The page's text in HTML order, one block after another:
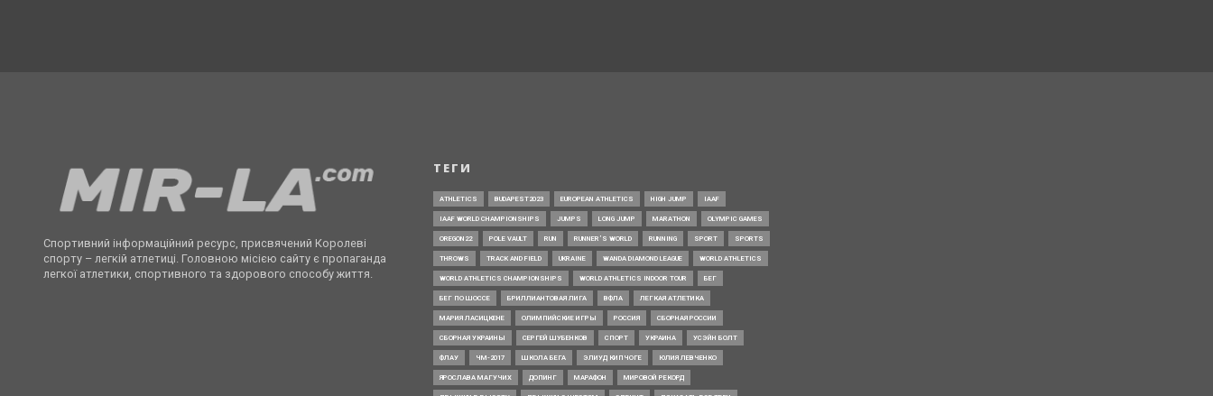
Спортивний інформаційний ресурс, присвячений Королеві
спорту – легкій атлетиці. Головною місією сайту є пропаганда
легкої атлетики, спортивного та здорового способу життя.
ТЕГИ
ATHLETICS BUDAPEST2023 EUROPEAN ATHLETICS HIGH JUMP IAAF
IAAF WORLD CHAMPIONSHIPS JUMPS LONG JUMP MARATHON OLYMPIC GAMES
OREGON22 POLE VAULT RUN RUNNER’S WORLD RUNNING SPORT SPORTS
THROWS TRACK AND FIELD UKRAINE WANDA DIAMOND LEAGUE WORLD ATHLETICS
WORLD ATHLETICS CHAMPIONSHIPS WORLD ATHLETICS INDOOR TOUR БЕГ
БЕГ ПО ШОССЕ БРИЛЛИАНТОВАЯ ЛИГА ВФЛА ЛЕГКАЯ АТЛЕТИКА
МАРИЯ ЛАСИЦКЕНЕ ОЛИМПИЙСКИЕ ИГРЫ РОССИЯ СБОРНАЯ РОССИИ
СБОРНАЯ УКРАИНЫ СЕРГЕЙ ШУБЕНКОВ СПОРТ УКРАИНА УСЭЙН БОЛТ
ФЛАУ ЧМ-2017 ШКОЛА БЕГА ЭЛИУД КИПЧОГЕ ЮЛИЯ ЛЕВЧЕНКО
ЯРОСЛАВА МАГУЧИХ ДОПИНГ МАРАФОН МИРОВОЙ РЕКОРД